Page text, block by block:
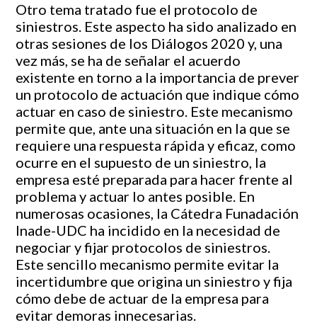
Otro tema tratado fue el protocolo de
siniestros. Este aspecto ha sido analizado en
otras sesiones de los Diálogos 2020 y, una
vez más, se ha de señalar el acuerdo
existente en torno a la importancia de prever
un protocolo de actuación que indique cómo
actuar en caso de siniestro. Este mecanismo
permite que, ante una situación en la que se
requiere una respuesta rápida y eficaz, como
ocurre en el supuesto de un siniestro, la
empresa esté preparada para hacer frente al
problema y actuar lo antes posible. En
numerosas ocasiones, la Cátedra Funadación
Inade-UDC ha incidido en la necesidad de
negociar y fijar protocolos de siniestros.
Este sencillo mecanismo permite evitar la
incertidumbre que origina un siniestro y fija
cómo debe de actuar de la empresa para
evitar demoras innecesarias.